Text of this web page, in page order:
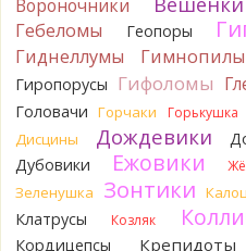
ядовит. Иногда полезно
несколько ядовитых
8 часов назад
Кирилл
Спасибо, а
что это сыроежки? Полости
часть видно, что другого
на срезе нет. Росли на
Кожица со шляпки вообще не
обламываются края шляпки.
8 часов назад
Вороночники
Гебеломы Геопоры
Гиднеллумы Гимнопилы
Гиропорусы Гифоломы
Головачи Горчаки Горькушка
Дисцины Дождевики
Дубовики Ежовики
Зеленушка Зонтики
Клатрусы
Козляк
Кордицепсы Крепидоты